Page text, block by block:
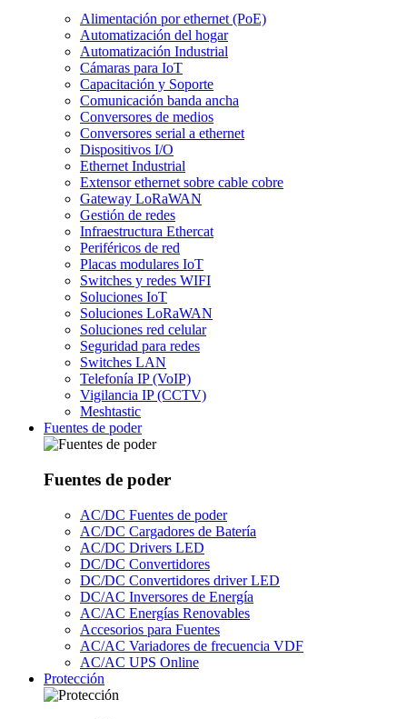
Alimentación por ethernet (PoE)
Automatización del hogar
Automatización Industrial
Cámaras para IoT
Capacitación y Soporte
Comunicación banda ancha
Conversores de medios
Conversores serial a ethernet
Dispositivos I/O
Ethernet Industrial
Extensor ethernet sobre cable cobre
Gateway LoRaWAN
Gestión de redes
Infraestructura Ethercat
Periféricos de red
Placas modulares IoT
Switches y redes WIFI
Soluciones IoT
Soluciones LoRaWAN
Soluciones red celular
Seguridad para redes
Switches LAN
Telefonía IP (VoIP)
Vigilancia IP (CCTV)
Meshtastic
Fuentes de poder
Fuentes de poder
AC/DC Fuentes de poder
AC/DC Cargadores de Batería
AC/DC Drivers LED
DC/DC Convertidores
DC/DC Convertidores driver LED
DC/AC Inversores de Energía
AC/AC Energías Renovables
Accesorios para Fuentes
AC/AC Variadores de frecuencia VDF
AC/AC UPS Online
Protección